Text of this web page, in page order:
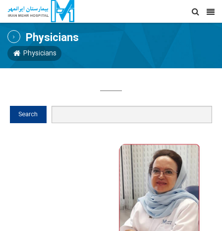
Physicians
Physicians